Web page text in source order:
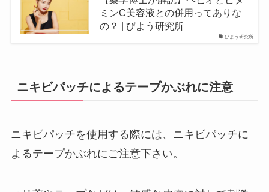
びよう研究所
ミンC美容液との併用ってありな
の？ | びよう研究所
ニキビパッチによるテープかぶれに注意
ニキビパッチを使用する際には、ニキビパッチに
よるテープかぶれにご注意下さい。